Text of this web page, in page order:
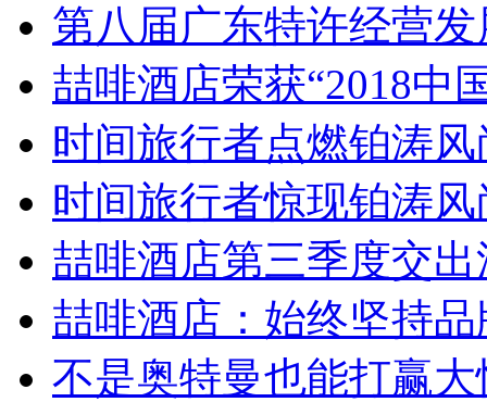
第八届广东特许经营发
喆啡酒店荣获“2018中
时间旅行者点燃铂涛
时间旅行者惊现铂涛风
喆啡酒店第三季度交出
喆啡酒店：始终坚持品
不是奥特曼也能打赢